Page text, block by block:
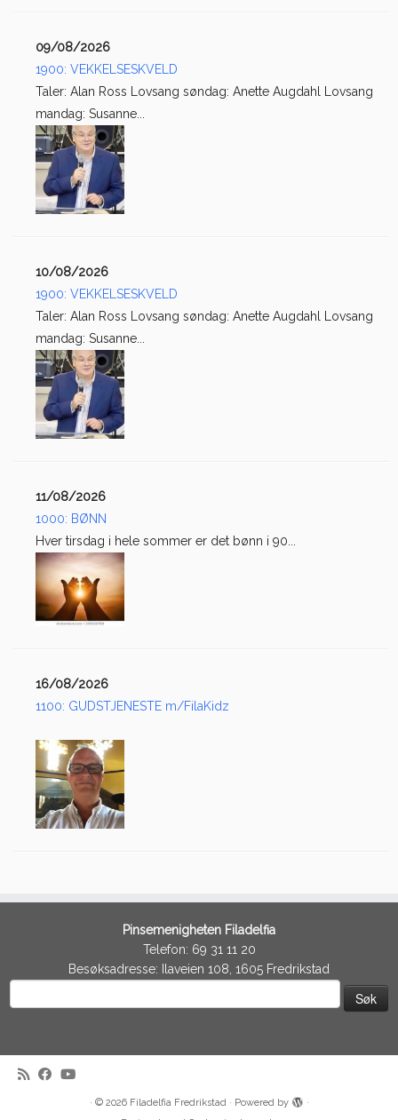
09/08/2026
1900: VEKKELSESKVELD
Taler: Alan Ross Lovsang søndag: Anette Augdahl Lovsang
mandag: Susanne...
10/08/2026
1900: VEKKELSESKVELD
Taler: Alan Ross Lovsang søndag: Anette Augdahl Lovsang
mandag: Susanne...
11/08/2026
1000: BØNN
Hver tirsdag i hele sommer er det bønn i 90...
16/08/2026
1100: GUDSTJENESTE m/FilaKidz
Pinsemenigheten Filadelfia
Telefon: 69 31 11 20
Besøksadresse: Ilaveien 108, 1605 Fredrikstad
etter:
· © 2026 Filadelfia Fredrikstad · Powered by
·